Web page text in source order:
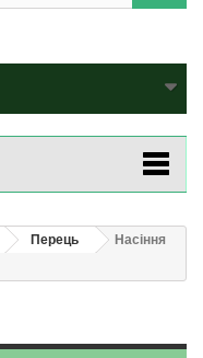
Перець
Насіння